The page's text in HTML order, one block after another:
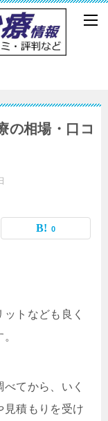
の相場・口コ
0
トなども良く
てから、いく
見積もりを受け